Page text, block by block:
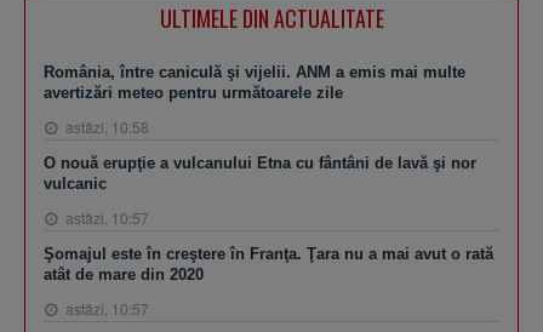
ULTIMELE DIN ACTUALITATE
România, între caniculă şi vijelii. ANM a emis mai multe
avertizări meteo pentru următoarele zile
astăzi, 10:58
O nouă erupţie a vulcanului Etna cu fântâni de lavă şi nor
vulcanic
astăzi, 10:57
Şomajul este în creştere în Franţa. Ţara nu a mai avut o rată
atât de mare din 2020
astăzi, 10:57